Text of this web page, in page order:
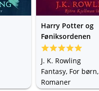
Harry Potter og
Føniksordenen
J. K. Rowling
Fantasy, For børn,
Romaner